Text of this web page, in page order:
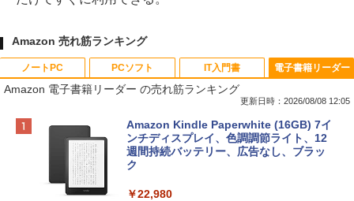
Amazon 売れ筋ランキング
ノートPC
Apple 2026 MacBook Neo A18 Proチッ
プ搭載13インチノートブック：AIとAppl
e Intelligenceのために設計、Liquid Ret
inaディスプレイ、8GBユニファイドメモ
eTime HDカメラ - インディゴ
PCソフト
Robloxギフトカード - 800 Robux 【限
定バーチャルアイテムを含む】 【オンラ
インゲームコード】 ロブロックス | オン
ラインコード版
￥1,300
IT入門書
生成AIパスポート公式テキスト 第４版
￥1,766
電子書籍リーダー
Amazon 電子書籍リーダー の売れ筋ランキング
更新日時：2026/08/08 12:05
Amazon Kindle Paperwhite (16GB) 7イ
ンチディスプレイ、色調調節ライト、12
週間持続バッテリー、広告なし、ブラッ
ク
￥22,980